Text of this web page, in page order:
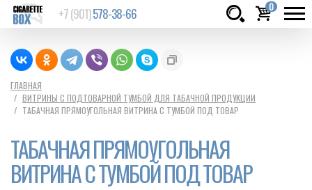
+7 (901)578-38-66 0
руб.
ГЛАВНАЯ
ВИТРИНЫ С ПОДТОВАРНОЙ ТУМБОЙ ДЛЯ ТАБАЧНОЙ ПРОДУКЦИИ
ТАБАЧНАЯ ПРЯМОУГОЛЬНАЯ ВИТРИНА С ТУМБОЙ ПОД ТОВАР
ТАБАЧНАЯ ПРЯМОУГОЛЬНАЯ
ВИТРИНА С ТУМБОЙ ПОД ТОВАР